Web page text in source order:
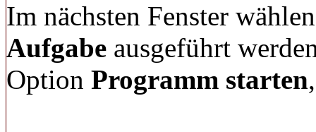
Im nächsten Fenster
Aufgabe ausgeführt
Option Programm starten